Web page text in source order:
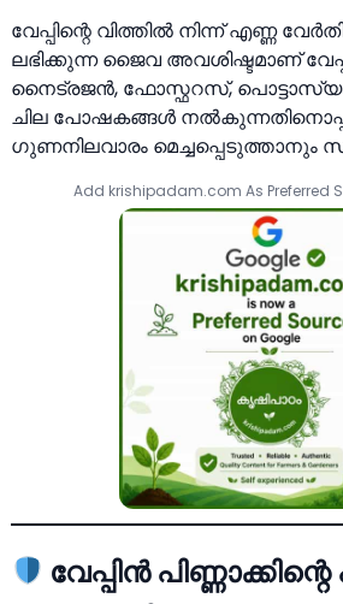
വേപ്പിന്റെ വിത്തില്‍ നിന്ന് എണ്ണ
ലഭിക്കുന്ന ജൈവ അവശിഷ്ടമാണ്
നൈട്രജന്‍, ഫോസ്ഫറസ്,
ചില പോഷകങ്ങള്‍ നല്‍കുന്നതിനൊപ്പം
ഗുണനിലവാരം മെച്ചപ്പെടുത്താനും
Add krishipadam.com As Preferred
വേപ്പിന്‍